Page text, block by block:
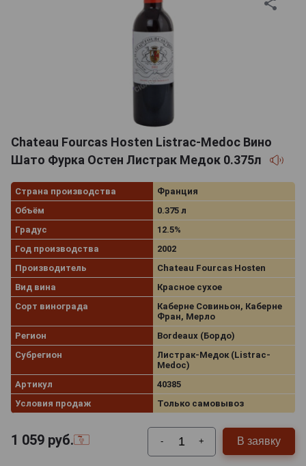
Chateau Fourcas Hosten Listrac-Medoc Вино
Шато Фурка Остен Листрак Медок 0.375л
Страна производства
Франция
Объём
0.375 л
Градус
12.5%
Год производства
2002
Производитель
Chateau Fourcas Hosten
Вид вина
Красное сухое
Сорт винограда
Каберне Совиньон, Каберне
Фран, Мерло
Регион
Bordeaux (Бордо)
Субрегион
Листрак-Медок (Listrac-
Medoc)
Артикул
40385
Условия продаж
Только самовывоз
1 059 руб. - + В заявку